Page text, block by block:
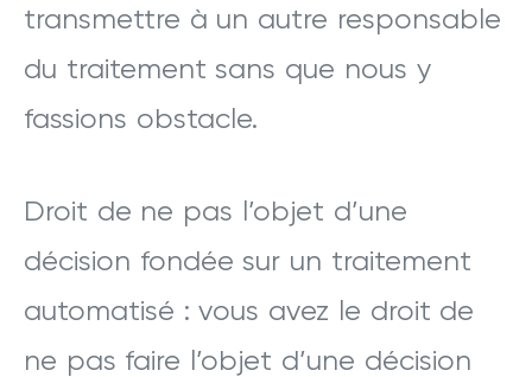
transmettre à un autre responsable
du traitement sans que nous y
fassions obstacle.
Droit de ne pas l’objet d’une
décision fondée sur un traitement
automatisé : vous avez le droit de
ne pas faire l’objet d’une décision